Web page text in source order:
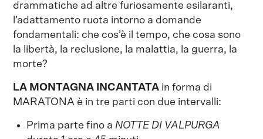
drammatiche ad altre furiosamente esilaranti,
l’adattamento ruota intorno a domande
fondamentali: che cos’è il tempo, che cosa sono
la libertà, la reclusione, la malattia, la guerra, la
morte?
LA MONTAGNA INCANTATA in forma di
MARATONA è in tre parti con due intervalli:
Prima parte fino a NOTTE DI VALPURGA